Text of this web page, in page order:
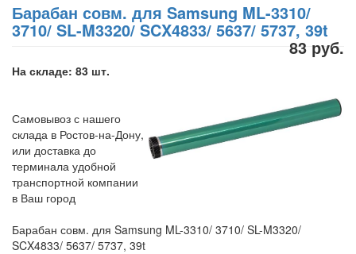
Барабан совм. для Samsung ML-3310/
3710/ SL-M3320/ SCX4833/ 5637/ 5737, 39t
83 руб.
На складе: 83 шт.
Самовывоз с нашего
склада в Ростов-на-Дону,
или доставка до
терминала удобной
транспортной компании
в Ваш город
Барабан совм. для Samsung ML-3310/ 3710/ SL-M3320/
SCX4833/ 5637/ 5737, 39t